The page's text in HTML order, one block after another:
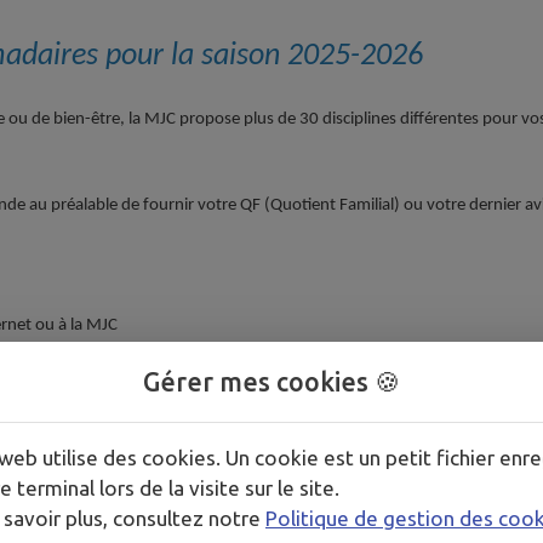
pour la saison 2025-2026
de bien-être, la MJC propose plus de 30 disciplines différentes pour
au préalable de fournir votre QF (Quotient Familial) ou votre dernier
ou à la MJC
trentaine de séances dans l’année hors vacances scolaires et
carte Sortir ! (se rendre au CCAS pour son obtention), carte
Gérer mes cookies 🍪
utilise des cookies. Un cookie est un petit fichier
terminal lors de la visite sur le site.
savoir plus, consultez notre Politique de gestion des